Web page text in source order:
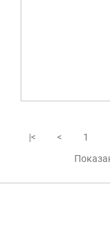
|< < 1